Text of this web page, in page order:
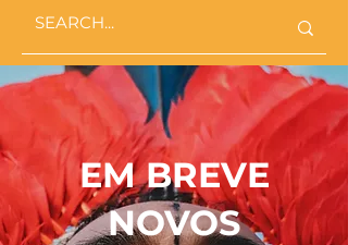
EM BREVE
NOVOS